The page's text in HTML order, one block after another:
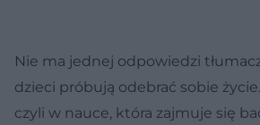
Nie ma jednej odpowiedzi
dzieci próbują odebrać sobie
czyli w nauce, która zajmuje się